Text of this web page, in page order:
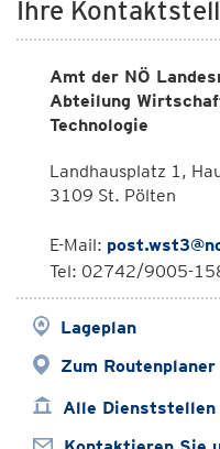
Ihre
Amt der NÖ
Abteilung
Technologie
Landhausplatz 1,
3109 St. Pölten
E-Mail:
Tel: 02742/9005-
Lageplan
Zum Routenplaner
Alle Dienststellen